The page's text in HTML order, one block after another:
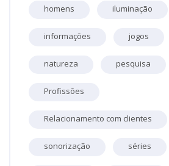
homens iluminação
informações jogos
natureza pesquisa
Profissões
Relacionamento com clientes
sonorização séries